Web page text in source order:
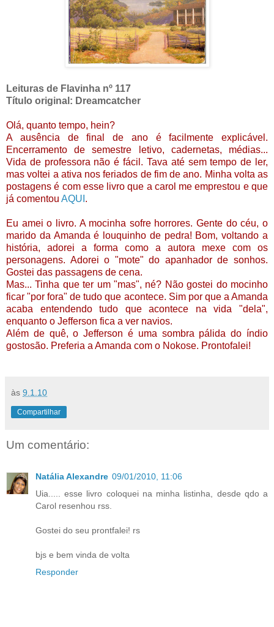
Leituras de Flavinha nº 117
Título original: Dreamcatcher
Olá, quanto tempo, hein?
A ausência de final de ano é facilmente explicável.
Encerramento de semestre letivo, cadernetas, médias...
Vida de professora não é fácil. Tava até sem tempo de ler,
mas voltei a ativa nos feriados de fim de ano. Minha volta as
postagens é com esse livro que a carol me emprestou e que
já comentou AQUI .
Eu amei o livro. A mocinha sofre horrores. Gente do céu, o
marido da Amanda é louquinho de pedra! Bom, voltando a
história, adorei a forma como a autora mexe com os
personagens. Adorei o "mote" do apanhador de sonhos.
Gostei das passagens de cena.
Mas... Tinha que ter um "mas", né? Não gostei do mocinho
ficar "por fora" de tudo que acontece. Sim por que a Amanda
acaba entendendo tudo que acontece na vida "dela",
enquanto o Jefferson fica a ver navios.
Além de quê, o Jefferson é uma sombra pálida do índio
gostosão. Preferia a Amanda com o Nokose. Prontofalei!
às 9.1.10
Compartilhar
Um comentário:
Natália Alexandre 09/01/2010, 11:06
Uia..... esse livro coloquei na minha listinha, desde qdo a
Carol resenhou rss.
Gostei do seu prontfalei! rs
bjs e bem vinda de volta
Responder